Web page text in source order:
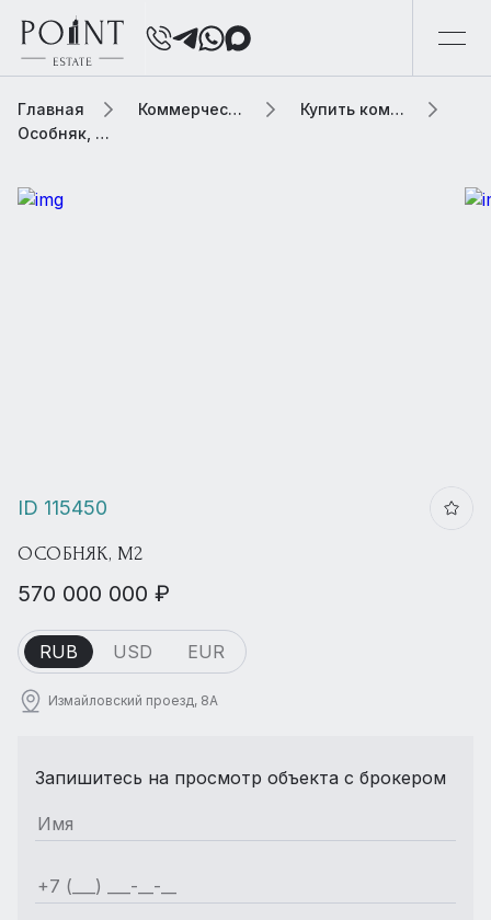
Главная Коммерческая элитная недвижимость
Купить коммерческую недвижимость
Особняк, м2
ID 115450
ОСОБНЯК, М2
570 000 000 ₽
RUB USD EUR
Измайловский проезд, 8А
Запишитесь на просмотр объекта с брокером